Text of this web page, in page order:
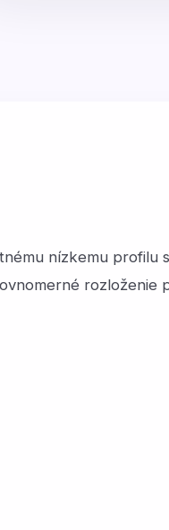
nízkemu profilu
rozloženie